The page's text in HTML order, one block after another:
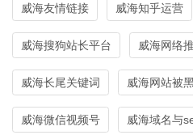
威海友情链接 威海知乎运营
威海搜狗站长平台 威海网络
威海长尾关键词 威海网站被
威海微信视频号 威海域名与